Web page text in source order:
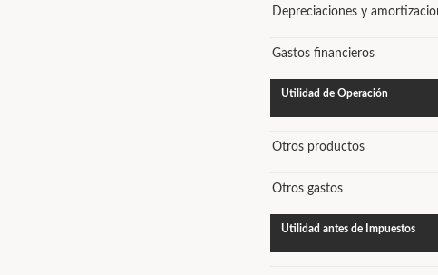
Depreciaciones y
Gastos financieros
Utilidad de Operación
Otros productos
Otros gastos
Utilidad antes de Impuestos